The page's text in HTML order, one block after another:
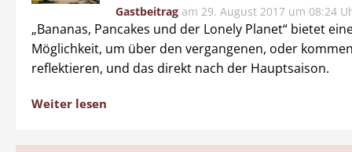
Gastbeitrag am 29. August 2017 um 08:24
„Bananas, Pancakes und der Lonely Planet“ bietet
Möglichkeit, um über den vergangenen, oder
reflektieren, und das direkt nach der Hauptsaison.
Weiter lesen